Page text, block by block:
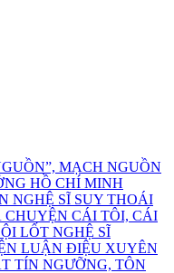
MẠCH NGUỒN
HỒ CHÍ MINH
NGHỆ SĨ SUY THOÁI
CÁI TÔI, CÁI
LỐT NGHỆ SĨ
LUẬN ĐIỆU XUYÊN
TÍN NGƯỠNG, TÔN